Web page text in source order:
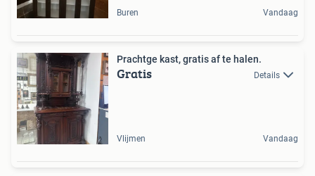
Buren Vandaag
Prachtge kast, gratis af te halen.
Gratis Details
Vlijmen Vandaag